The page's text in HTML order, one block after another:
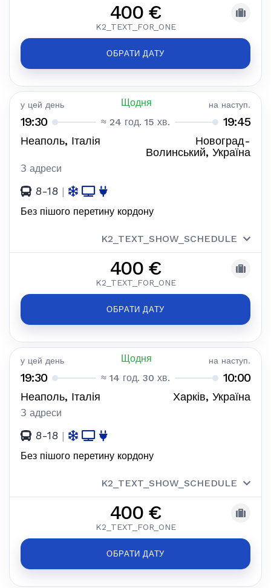
400 €
K2_TEXT_FOR_ONE
ОБРАТИ ДАТУ
у цей день Щодня на наступ.
19:30 ≈ 24 год. 15 хв. 19:45
Неаполь, Італія
Новоград-
Волинський, Україна
З адреси
8-18 |
Без пішого перетину кордону
K2_TEXT_SHOW_SCHEDULE
400 €
K2_TEXT_FOR_ONE
ОБРАТИ ДАТУ
у цей день Щодня на наступ.
19:30 ≈ 14 год. 30 хв. 10:00
Неаполь, Італія Харків, Україна
З адреси
8-18 |
Без пішого перетину кордону
K2_TEXT_SHOW_SCHEDULE
400 €
K2_TEXT_FOR_ONE
ОБРАТИ ДАТУ